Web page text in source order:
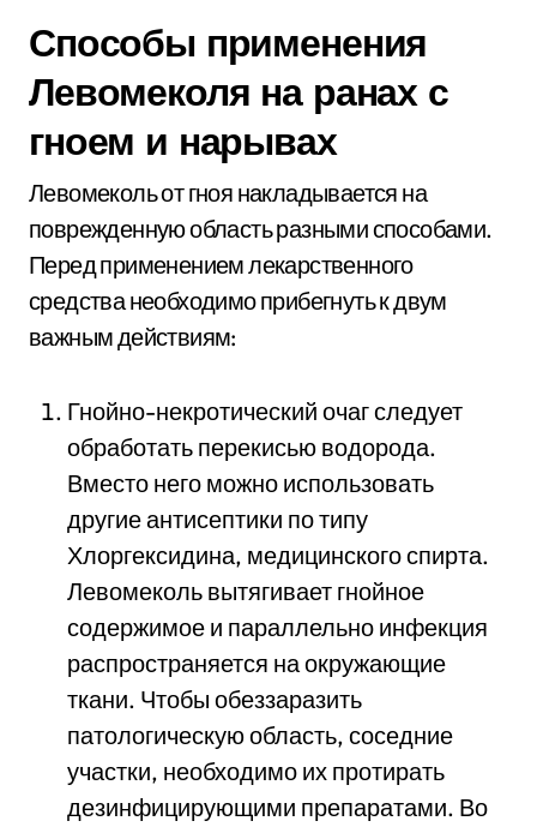
Способы применения
Левомеколя на ранах с
гноем и нарывах
Левомеколь от гноя накладывается на
поврежденную область разными способами.
Перед применением лекарственного
средства необходимо прибегнуть к двум
важным действиям:
Гнойно-некротический очаг следует
обработать перекисью водорода.
Вместо него можно использовать
другие антисептики по типу
Хлоргексидина, медицинского спирта.
Левомеколь вытягивает гнойное
содержимое и параллельно инфекция
распространяется на окружающие
ткани. Чтобы обеззаразить
патологическую область, соседние
участки, необходимо их протирать
дезинфицирующими препаратами. Во